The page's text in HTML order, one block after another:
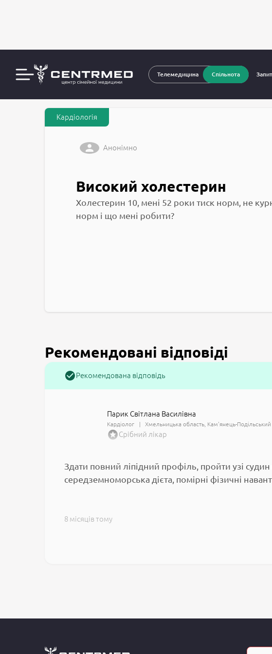
Телемедицина Спільнота
CENTRMED: Задай питання лікарю онлайн Запитання до
Кардіологія
Анонімно
Високий холестерин
Холестерин 10, мені 52 роки тиск норм, не
норм і що мені робити?
Рекомендовані відповіді
Рекомендована відповідь
Парик Світлана Василівна
Кардіолог Хмельницька область Кам'янець-Подільський
Срібний лікар
Здати повний ліпідний профіль, пройти узі
середземноморська дієта, помірні фізичні
8 місяців тому